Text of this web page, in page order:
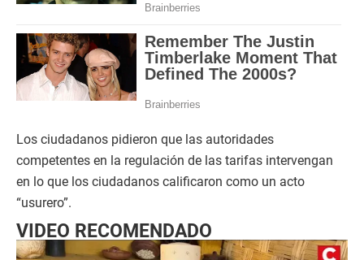
Los ciudadanos pidieron que las autoridades
competentes en la regulación de las tarifas intervengan
en lo que los ciudadanos calificaron como un acto
“usurero”.
VIDEO RECOMENDADO